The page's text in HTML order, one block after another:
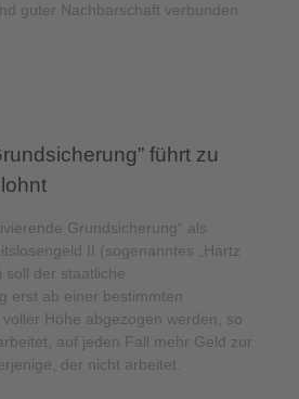
guter Nachbarschaft verbunden
führt zu
Grundsicherung“ als
II (sogenanntes „Hartz
soll der staatliche
erst ab einer bestimmten
Höhe abgezogen werden, so
auf jeden Fall mehr Geld zur
der nicht arbeitet.